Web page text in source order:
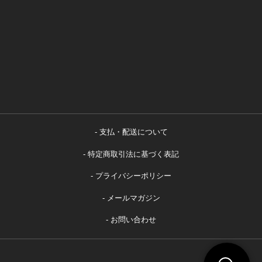
支払・配送について
特定商取引法に基づく表記
プライバシーポリシー
メールマガジン
お問い合わせ